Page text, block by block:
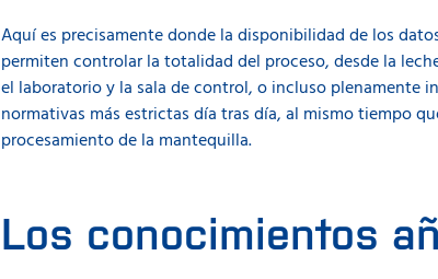
Aquí es precisamente donde la disponibilidad de los
permiten controlar la totalidad del proceso, desde la
el laboratorio y la sala de control, o incluso plenamente
normativas más estrictas día tras día, al mismo tiempo
procesamiento de la mantequilla.
Los conocimientos